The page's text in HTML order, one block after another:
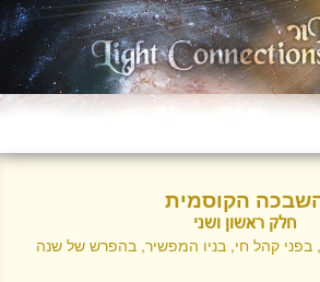
הקוסמית
חלק ראשון ושני
בפני קהל חי, בניו המפשיר, בהפרש של שנה